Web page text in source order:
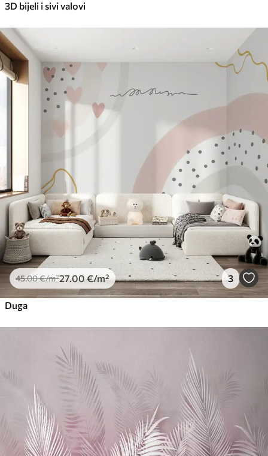
3D bijeli i sivi valovi
45.00€/m²27.00 €/m² 3
Duga